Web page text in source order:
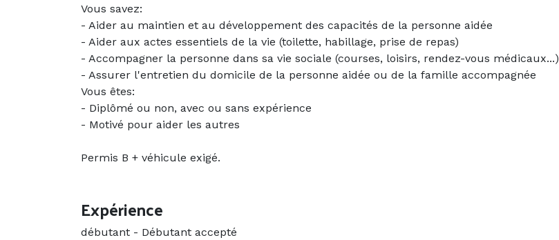
Vous savez:
- Aider au maintien et au développement des capacités de la personne aidée
- Aider aux actes essentiels de la vie (toilette, habillage, prise de repas)
- Accompagner la personne dans sa vie sociale (courses, loisirs, rendez-vous médicaux...)
- Assurer l'entretien du domicile de la personne aidée ou de la famille accompagnée
Vous êtes:
- Diplômé ou non, avec ou sans expérience
- Motivé pour aider les autres
Permis B + véhicule exigé.
Expérience
débutant - Débutant accepté